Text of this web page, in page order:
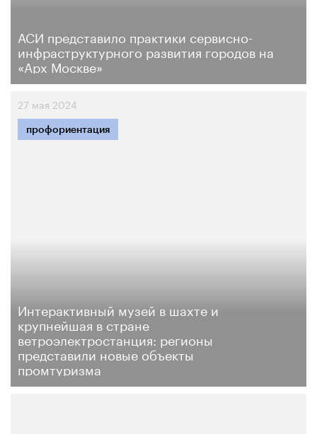
АСИ представило практики сервисно-
инфраструктурного развития городов на
«Арх Москве»
27 мая 2024
Интерактивный музей в шахте и
крупнейшая в стране
ветроэлектростанция: регионы
представили новые объекты
промтуризма
профориентация